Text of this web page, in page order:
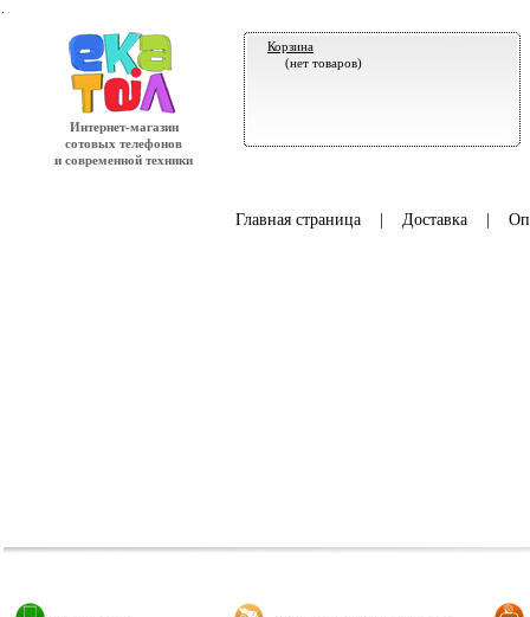
Интернет-магазин
сотовых телефонов
и современной техники
Корзина
(нет товаров)
Главная страница| Доставка|